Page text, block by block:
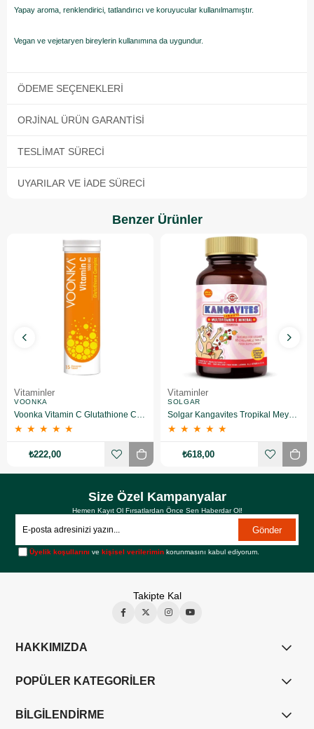
Yapay aroma, renklendirici, tatlandırıcı ve koruyucular kullanılmamıştır.
Vegan ve vejetaryen bireylerin kullanımına da uygundur.
ÖDEME SEÇENEKLERI
ORJINAL ÜRÜN GARANTISI
TESLIMAT SÜRECI
UYARILAR VE İADE SÜRECI
Benzer Ürünler
Vitaminler
VOONKA
Voonka Vitamin C Glutathione Complex Efervesan 15 Tablet
★ ★ ★ ★ ★
₺222,00
Vitaminler
SOLGAR
Solgar Kangavites Tropikal Meyve Aromalı 60 Tablet
★ ★ ★ ★ ★
₺618,00
Size Özel Kampanyalar
Hemen Kayıt Ol Fırsatlardan Önce Sen Haberdar Ol!
Gönder
Üyelik koşullarını vekişisel verilerimin korunmasını kabul ediyorum.
Takipte Kal
HAKKIMIZDA
POPÜLER KATEGORİLER
BİLGİLENDİRME